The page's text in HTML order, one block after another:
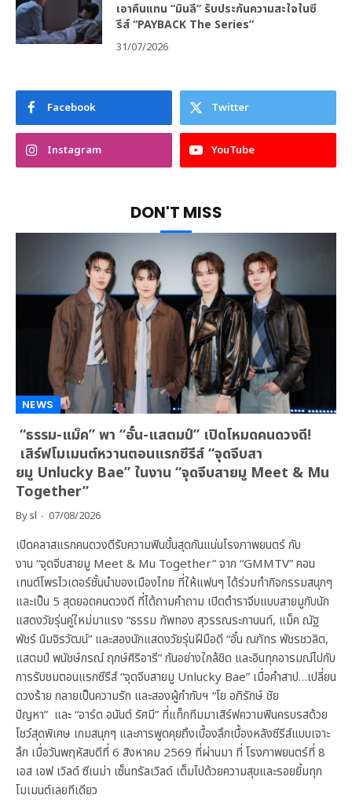
เอาคืนแทน “มินลี” รับประกันความสะใจในซี
รีส์ “PAYBACK The Series”
31/07/2026
Facebook Twitter
Instagram YouTube
DON'T MISS
NEWS
“ธรรม-แม็ค” พา “อั๋น-แสตมป์” เปิดโหมดคนดวงดี!
เสิร์ฟโมเมนต์หวานตอนแรกซีรีส์ “จุดจีบสา
ยมู Unlucky Bae” ในงาน “จุดจีบสายมู Meet & Mu
Together”
Bysl 07/08/2026
เปิดคลาสแรกคนดวงดีรับความฟินขั้นสุดกันแน่นโรงภาพยนตร์ กับ
งาน “จุดจีบสายมู Meet & Mu Together” จาก “GMMTV” คอน
เทนต์โพรไวเดอร์ชั้นนำของเมืองไทย ที่ให้แฟนๆ ได้ร่วมทำกิจกรรมสนุกๆ
และเป็น 5 สุดยอดคนดวงดี ที่ได้ถามคำถาม เปิดตำราจีบแบบสายมูกับนัก
แสดงวัยรุ่นคู่ใหม่มาแรง “ธรรม ทัพทอง สุวรรณระกานนท์, แม็ค ณัฐ
พัชร์ นิมจิรวัฒน์” และสองนักแสดงวัยรุ่นฝีมือดี “อั๋น ณภัทร พัชรชวลิต,
แสตมป์ พนัชษ์กรณ์ ฤกษ์ศิริอารี” กันอย่างใกล้ชิด และอินทุกอารมณ์ไปกับ
การรับชมตอนแรกซีรีส์ “จุดจีบสายมู Unlucky Bae” เมื่อคำสาป…เปลี่ยน
ดวงร้าย กลายเป็นความรัก และสองผู้กำกับฯ “โย อภิรักษ์ ชัย
ปัญหา” และ “อาร์ต อนันต์ รัศมี” ที่แท็กทีมมาเสิร์ฟความฟินครบรสด้วย
โชว์สุดพิเศษ เกมสนุกๆ และการพูดคุยถึงเบื้องลึกเบื้องหลังซีรีส์แบบเจาะ
ลึก เมื่อวันพฤหัสบดีที่ 6 สิงหาคม 2569 ที่ผ่านมา ที่ โรงภาพยนตร์ที่ 8
เอส เอฟ เวิลด์ ซีเนม่า เซ็นทรัลเวิลด์ เต็มไปด้วยความสุขและรอยยิ้มทุก
โมเมนต์เลยทีเดียว